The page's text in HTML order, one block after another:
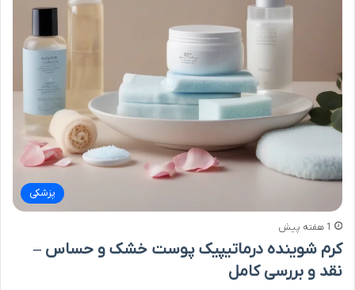
پزشکی
1 هفته پیش
کرم شوینده درماتیپیک پوست خشک و حساس –
نقد و بررسی کامل